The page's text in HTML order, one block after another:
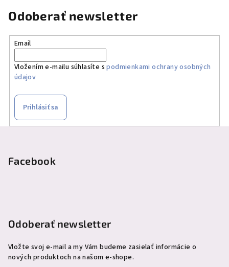
Odoberať newsletter
Email
Vložením e-mailu súhlasíte spodmienkami ochrany osobných
údajov
Prihlásiť sa
Facebook
Odoberať newsletter
Vložte svoj e-mail a my Vám budeme zasielať informácie o
nových produktoch na našom e-shope.